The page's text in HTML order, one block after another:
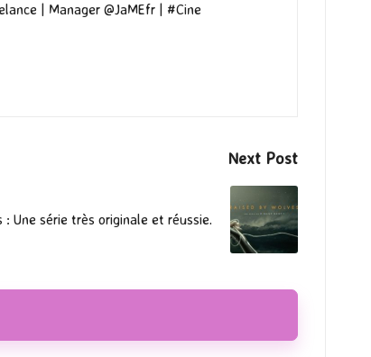
| Manager @JaMEfr | #Cine
Next Post
Une série très originale et réussie.